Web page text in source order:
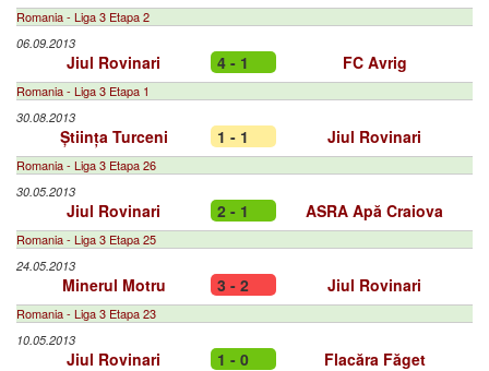
Romania - Liga 3 Etapa 2
06.09.2013
Jiul Rovinari 4 - 1 FC Avrig
Romania - Liga 3 Etapa 1
30.08.2013
Știința Turceni 1 - 1 Jiul Rovinari
Romania - Liga 3 Etapa 26
30.05.2013
Jiul Rovinari 2 - 1 ASRA Apă Craiova
Romania - Liga 3 Etapa 25
24.05.2013
Minerul Motru 3 - 2 Jiul Rovinari
Romania - Liga 3 Etapa 23
10.05.2013
Jiul Rovinari 1 - 0 Flacăra Făget